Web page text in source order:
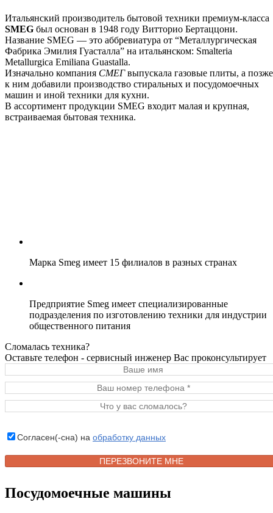
Итальянский производитель бытовой техники премиум-класса
SMEG был основан в 1948 году Витторио Бертаццони.
Название SMEG — это аббревиатура от “Металлургическая
Фабрика Эмилия Гуасталла” на итальянском: Smalteria
Metallurgica Emiliana Guastalla.
Изначально компания СМЕГвыпускала газовые плиты, а позже
к ним добавили производство стиральных и посудомоечных
машин и иной техники для кухни.
В ассортимент продукции SMEG входит малая и крупная,
встраиваемая бытовая техника.
Марка Smeg имеет 15 филиалов в разных странах
Предприятие Smeg имеет специализированные
подразделения по изготовлению техники для индустрии
общественного питания
Сломалась техника?
Оставьте телефон - сервисный инженер Вас проконсультирует
Согласен(-сна) на обработку данных
Посудомоечные машины